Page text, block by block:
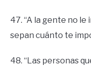
47. “A la gente no
sepan cuánto te
48. “Las personas